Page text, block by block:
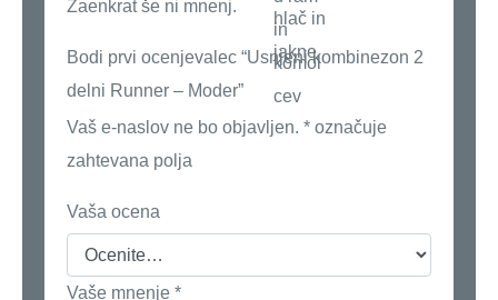
Zaenkrat še ni mnenj.
Bodi prvi ocenjevalec “Usnjeni kombinezon 2
delni Runner – Moder”
Vaš e-naslov ne bo objavljen. * označuje
zahtevana polja
Vaša ocena
Vaše mnenje *